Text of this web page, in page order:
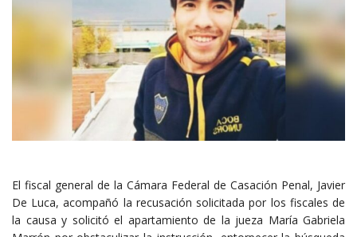
El fiscal general de la Cámara Federal de Casación Penal, Javier
De Luca, acompañó la recusación solicitada por los fiscales de
la causa y solicitó el apartamiento de la jueza María Gabriela